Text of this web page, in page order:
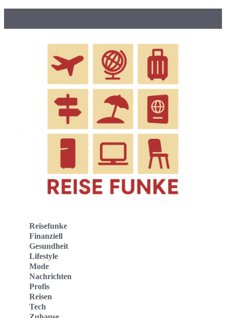
Reisefunke
Finanziell
Gesundheit
Lifestyle
Mode
Nachrichten
Profis
Reisen
Tech